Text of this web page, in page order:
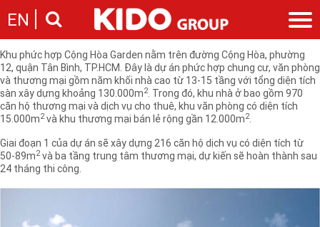
EN
Giới thiệu
Câu chuyện KIDO
Chặng đường
Cam kết của KIDO
Nhà sáng lập
Ngành hàng
Ngành dầu
Ngành bánh
Tin tức
Thông cáo báo chí của tập đoàn
Nhà đầu tư
Thông điệp
Thông tin cổ phần
Liên hệ
Giới thiệu
Công ty sửa chữa máy bay A41 thuộc Bộ Quốc phòng và đối tác là
ty cổ phần địa ốc Kinh Đô
vừa khởi công dự án Cộng Hòa Garden với
diện tích khoảng 3ha tại quận Tân Bình, TP.HCM.
Khu phức hợp Cộng Hòa Garden nằm trên đường Cộng Hòa, phường
12, quận Tân Bình, TP.HCM. Đây là dự án phức hợp chung cư, văn phòng
và thương mại gồm năm khối nhà cao từ 13-15 tầng với tổng diện tích
sàn xây dựng khoảng 130.000m2. Trong đó, khu nhà ở bao gồm 970
căn hộ thương mại và dịch vụ cho thuê, khu văn phòng có diện tích
15.000m2và khu thương mại bán lẻ rộng gần 12.000m2.
Giai đoạn 1 của dự án sẽ xây dựng 216 căn hộ dịch vụ có diện tích từ
50-89m2và ba tầng trung tâm thương mại, dự kiến sẽ hoàn thành sau
24 tháng thi công.